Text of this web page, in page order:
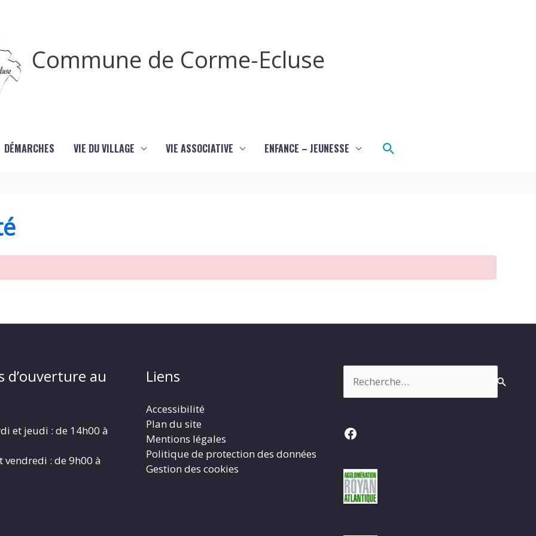
Commune de Corme-Ecluse
DÉMARCHES VIE DU VILLAGE VIE ASSOCIATIVE ENFANCE – JEUNESSE Rechercher
d’ouverture au
et jeudi : de 14h00 à
vendredi : de 9h00 à
Liens
Accessibilité
Plan du site
Mentions légales
Politique de protection des données
Gestion des cookies
Facebook